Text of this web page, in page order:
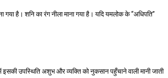
है। शनि का रंग नीला माना गया है। यदि यमलोक के “अधिपति”
उपस्थिति अशुभ और व्यक्ति को नुकसान पहुँचाने वाली मानी जाती